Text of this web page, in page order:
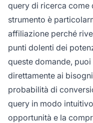
query di ricerca come
strumento è
affiliazione perché
punti dolenti dei
queste domande,
direttamente ai
probabilità di
query in modo
opportunità e la